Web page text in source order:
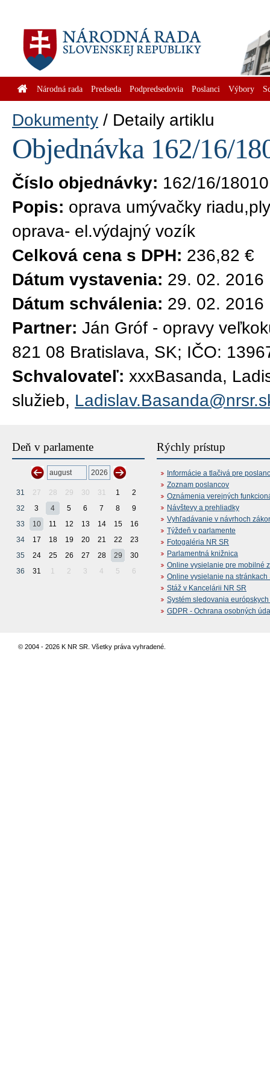
Národná rada Predseda Podpredsedovia Poslanci Výbory
Dokumenty Detaily artiklu
Objednávka 162/16/
Číslo objednávky: 162/16/18010
Popis: oprava umývačky
oprava- el.výdajný vozík
Celková cena s DPH: 236,82 €
Dátum vystavenia: 29. 02. 2016
Dátum schválenia: 29. 02. 2016
Partner: Ján Gróf - opravy
821 08 Bratislava, SK; IČO:
Schvalovateľ: xxxBasanda,
služieb,
Deň v parlamente
31 27 28 29 30 31 1
2
32
3 4 5 6 7 8
9
33
10 11 12 13 14 15
16
34
17 18 19 20 21 22
23
35
24 25 26 27 28 29
30
36
31 1 2 3 4 5 6
Rýchly prístup
Informácie a tlačivá pre
Zoznam poslancov
Oznámenia verejných
Návštevy a prehliadky
Vyhľadávanie v návrhoch
Týždeň v parlamente
Fotogaléria NR SR
Parlamentná knižnica
Online vysielanie pre mobilné
Online vysielanie na stránkach
Stáž v Kancelárii NR SR
Systém sledovania
GDPR - Ochrana osobných
© 2004 - 2026 K NR SR. Všetky práva vyhradené.